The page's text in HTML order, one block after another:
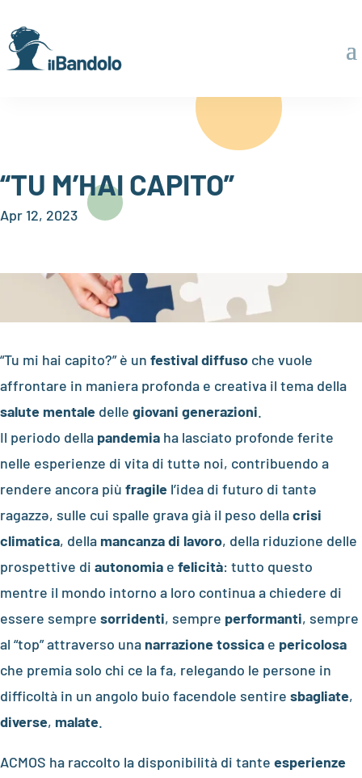
“TU M’HAI CAPITO”
Apr 12, 2023
“Tu mi hai capito?” è un festival diffuso che vuole
affrontare in maniera profonda e creativa il tema della
salute mentale delle giovani generazioni.
Il periodo della pandemia ha lasciato profonde ferite
nelle esperienze di vita di tuttə noi, contribuendo a
rendere ancora più fragile l’idea di futuro di tantə
ragazzə, sulle cui spalle grava già il peso dellacrisi
climatica, della mancanza di lavoro, della riduzione delle
prospettive di autonomia e felicità: tutto questo
mentre il mondo intorno a loro continua a chiedere di
essere sempre sorridenti, sempre performanti, sempre
al “top” attraverso una narrazione tossica e pericolosa
che premia solo chi ce la fa, relegando le persone in
difficoltà in un angolo buio facendole sentire sbagliate,
diverse, malate.
ACMOS ha raccolto la disponibilità di tante esperienze